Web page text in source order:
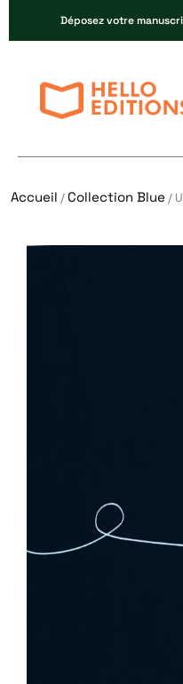
Déposez votre
Accueil /Collection Blue /